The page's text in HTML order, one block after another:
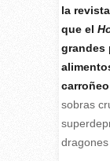
la revista
que el
grandes
sobras
dragones